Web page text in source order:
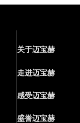
关于迈宝赫
走进迈宝赫
感受迈宝赫
盛誉迈宝赫